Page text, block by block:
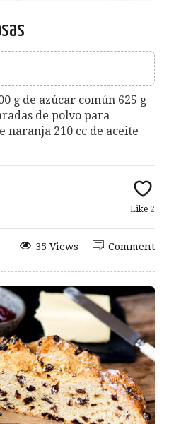
g de azúcar común 625 g
de polvo para
naranja 210 cc de aceite
Like 2
Comment
35 Views